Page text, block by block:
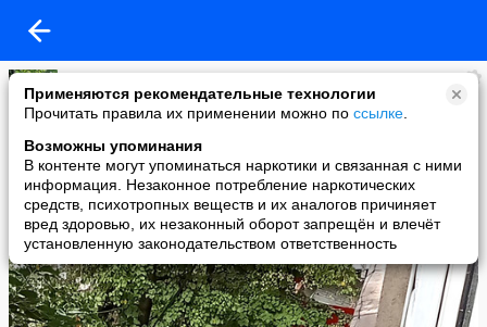
Применяются рекомендательные технологии
Прочитать правила их применении можно по ссылке
Возможны упоминания
В контенте могут упоминаться наркотики и связанная с ними
информация. Незаконное потребление наркотических
средств, психотропных веществ и их аналогов причиняет
вред здоровью, их незаконный оборот запрещён и влечёт
установленную законодательством ответственность
Елена Матяс
added a photo
23 Aug в 16:08